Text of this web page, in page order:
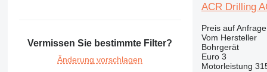
Vermissen Sie bestimmte Filter?
Änderung vorschlagen
ACR Drilling
Preis auf Anfrage
Vom Hersteller
Bohrgerät
Euro 3
Motorleistung